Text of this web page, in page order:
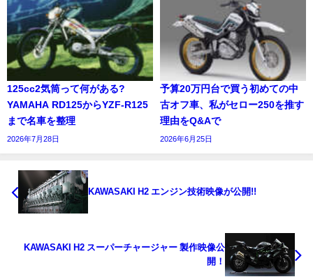
125cc2気筒って何がある?
YAMAHA RD125からYZF-R125
まで名車を整理
2026年7月28日
予算20万円台で買う初めての中
古オフ車、私がセロー250を推す
理由をQ&Aで
2026年6月25日
KAWASAKI H2 エンジン技術映像が公開!!
KAWASAKI H2 スーパーチャージャー 製作映像公
開！